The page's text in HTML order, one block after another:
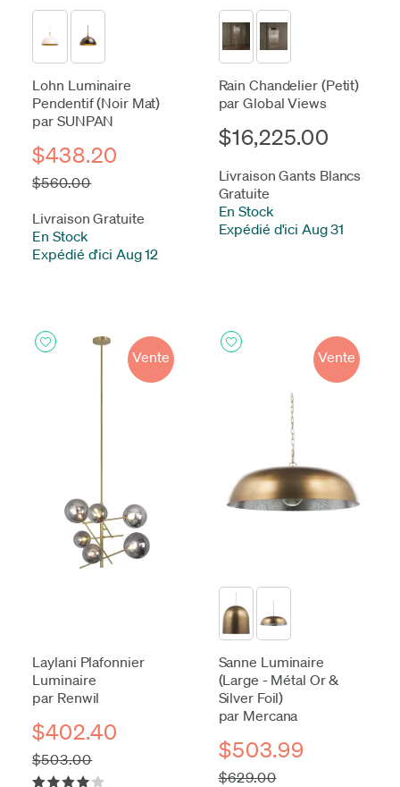
Lohn Luminaire
Pendentif (Noir Mat)
par SUNPAN
$438.20
$560.00
Livraison Gratuite
En Stock
Expédié d'ici Aug 12
Rain Chandelier (Petit)
par Global Views
$16,225.00
Livraison Gants Blancs
Gratuite
En Stock
Expédié d'ici Aug 31
Vente
Laylani Plafonnier
Luminaire
par Renwil
$402.40
$503.00
Vente
Sanne Luminaire
(Large - Métal Or &
Silver Foil)
par Mercana
$503.99
$629.00